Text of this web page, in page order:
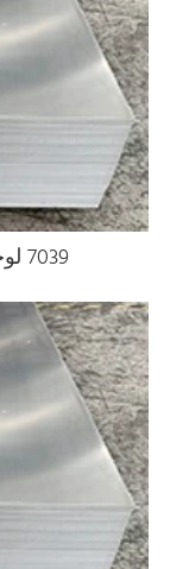
7039 لوحة درع من سبائك الألومنيوم